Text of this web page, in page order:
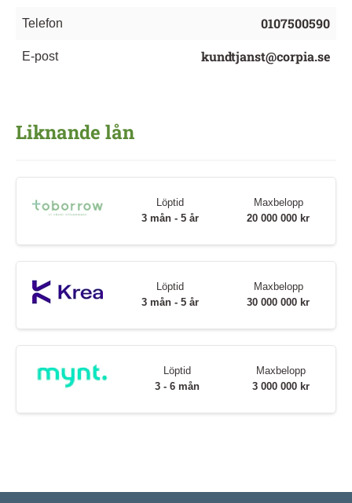
Telefon 0107500590
E-post kundtjanst@corpia.se
Liknande lån
Löptid
3 mån - 5 år
Maxbelopp
20 000 000 kr
Löptid
3 mån - 5 år
Maxbelopp
30 000 000 kr
Löptid
3 - 6 mån
Maxbelopp
3 000 000 kr